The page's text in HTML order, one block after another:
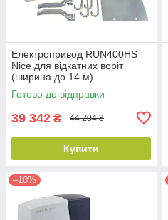
Електропривод RUN400HS
Nice для відкатних воріт
(ширина до 14 м)
Готово до відправки
39 342 ₴ 44 204 ₴
Купити
–10%